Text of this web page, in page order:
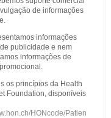
de informações
informações
publicidade e nem
informações de
os princípios da Health
Foundation, disponíveis
HONcode/Patien